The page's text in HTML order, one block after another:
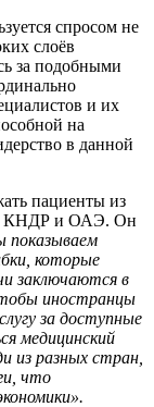
спросом не
слоёв
за подобными
и их
на
в данной
пациенты из
КНДР и ОАЭ. Он
показываем
которые
заключаются в
иностранцы
за доступные
медицинский
из разных стран,
что
.